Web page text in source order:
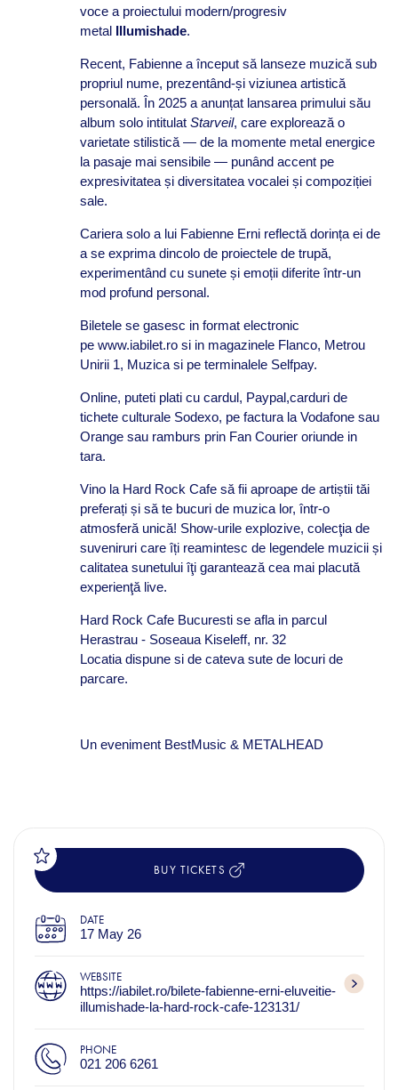
voce a proiectului modern/progresiv
metal Illumishade.
Recent, Fabienne a început să lanseze muzică sub
propriul nume, prezentând-și viziunea artistică
personală. În 2025 a anunțat lansarea primului său
album solo intitulat Starveil, care explorează o
varietate stilistică — de la momente metal energice
la pasaje mai sensibile — punând accent pe
expresivitatea și diversitatea vocalei și compoziției
sale.
Cariera solo a lui Fabienne Erni reflectă dorința ei de
a se exprima dincolo de proiectele de trupă,
experimentând cu sunete și emoții diferite într-un
mod profund personal.
Biletele se gasesc in format electronic
pe www.iabilet.ro si in magazinele Flanco, Metrou
Unirii 1, Muzica si pe terminalele Selfpay.
Online, puteti plati cu cardul, Paypal,carduri de
tichete culturale Sodexo, pe factura la Vodafone sau
Orange sau ramburs prin Fan Courier oriunde in
tara.
Vino la Hard Rock Cafe să fii aproape de artiștii tăi
preferați și să te bucuri de muzica lor, într-o
atmosferă unică! Show-urile explozive, colecţia de
suveniruri care îți reamintesc de legendele muzicii și
calitatea sunetului îţi garantează cea mai placută
experienţă live.
Hard Rock Cafe Bucuresti se afla in parcul
Herastrau - Soseaua Kiseleff, nr. 32
Locatia dispune si de cateva sute de locuri de
parcare.
Un eveniment BestMusic & METALHEAD
BUY TICKETS
DATE
17 May 26
WEBSITE
https://iabilet.ro/bilete-fabienne-erni-eluveitie-
illumishade-la-hard-rock-cafe-123131/
PHONE
021 206 6261